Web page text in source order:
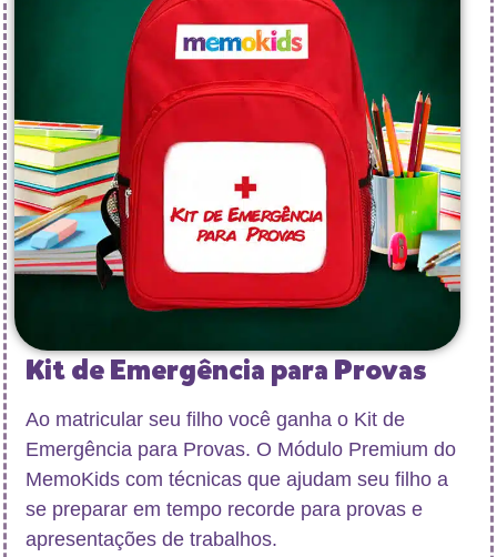
Kit de Emergência para Provas
Ao matricular seu filho você ganha o Kit de
Emergência para Provas. O Módulo Premium do
MemoKids com técnicas que ajudam seu filho a
se preparar em tempo recorde para provas e
apresentações de trabalhos.